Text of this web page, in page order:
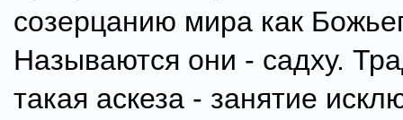
созерцанию мира как
Называются они - садху.
такая аскеза - занятие